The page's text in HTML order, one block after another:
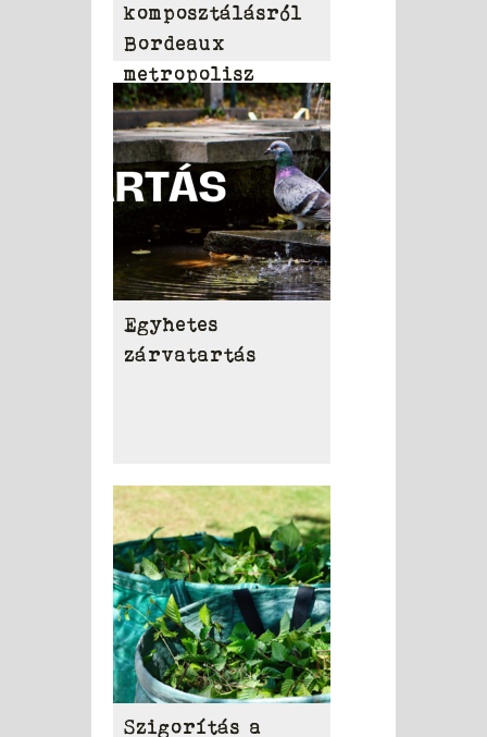
komposztálásról
Bordeaux
metropolisz
területén
Egyhetes
zárvatartás
Szigorítás a